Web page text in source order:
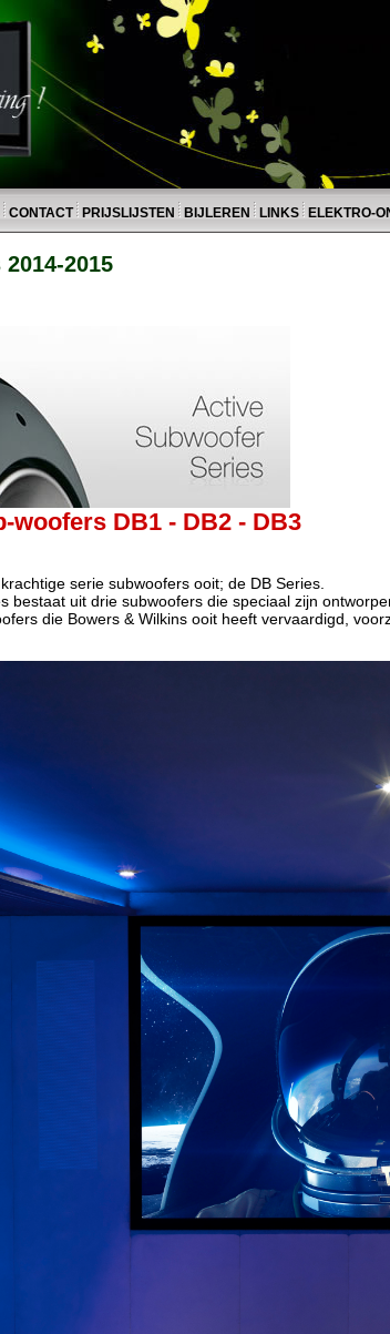
CONTACT PRIJSLIJSTEN BIJLEREN LINKS ELEKTRO-
2015
woofers DB1 - DB2 - DB3
serie subwoofers ooit; de DB Series.
bestaat uit drie subwoofers die speciaal zijn
die Bowers & Wilkins ooit heeft vervaardigd,